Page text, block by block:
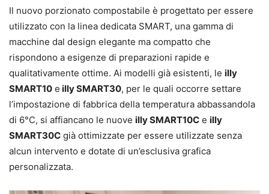
Il nuovo porzionato compostabile è progettato per essere
utilizzato con la linea dedicata SMART, una gamma di
macchine dal design elegante ma compatto che
rispondono a esigenze di preparazioni rapide e
qualitativamente ottime. Ai modelli già esistenti, le illy
SMART10 e illy SMART30, per le quali occorre settare
l’impostazione di fabbrica della temperatura abbassandola
di 6°C, si affiancano le nuove illy SMART10C e illy
SMART30C già ottimizzate per essere utilizzate senza
alcun intervento e dotate di un’esclusiva grafica
personalizzata.